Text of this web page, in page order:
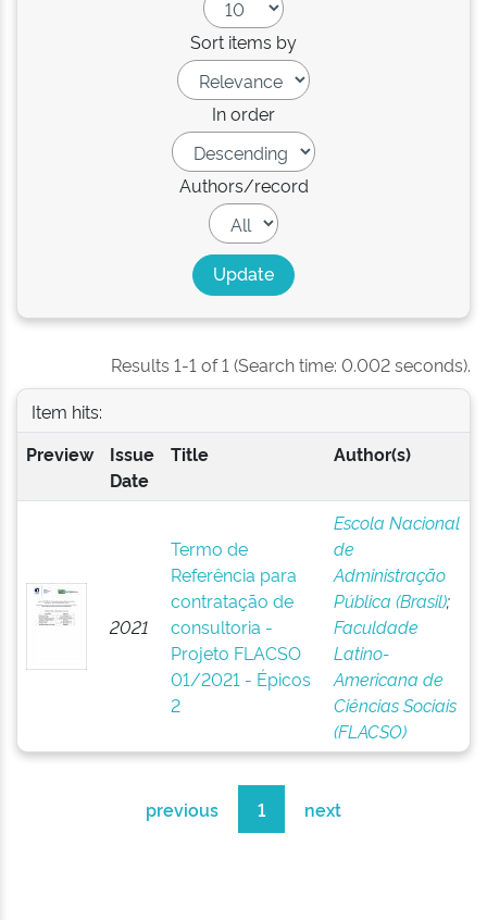
Sort items by
In order
Authors/record
Results 1-1 of 1 (Search time: 0.002 seconds).
Item hits:
Preview
Issue
Date
Title Author(s)
2021
Termo de
Referência para
contratação de
consultoria -
Projeto FLACSO
01/2021 - Épicos
2
Escola Nacional
de
Administração
Pública (Brasil);
Faculdade
Latino-
Americana de
Ciências Sociais
(FLACSO)
previous 1 next